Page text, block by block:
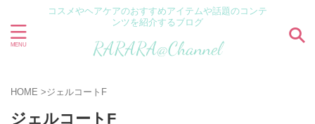
コスメやヘアケアのおすすめアイテムや話題のコンテ
ンツを紹介するブログ
HOME >ジェルコートF
ジェルコートF